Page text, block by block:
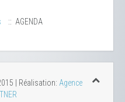
:: AGENDA
| Réalisation: Agence